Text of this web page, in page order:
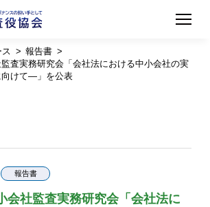
ス
報告書
査実務研究会「会社法における中小会社の実
けて―」を公表
報告書
社監査実務研究会「会社法に